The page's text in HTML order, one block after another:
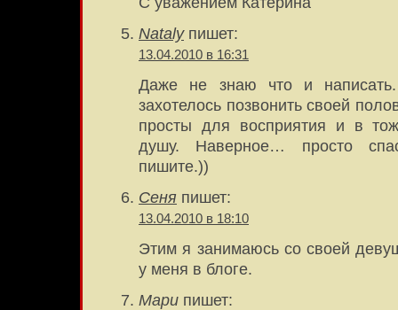
Natalyпишет:
13.04.2010 в 16:31
Даже не знаю что и
захотелось позвонить своей
просты для восприятия и в
душу. Наверное… просто
пишите.))
Сеня пишет:
13.04.2010 в 18:10
Этим я занимаюсь со своей
у меня в блоге.
Мари пишет: